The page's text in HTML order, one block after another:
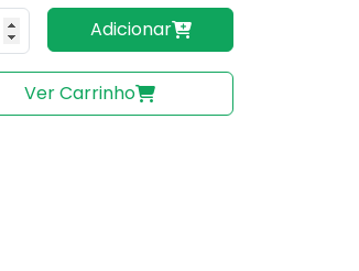
do produto
Adicionar
Ver Carrinho